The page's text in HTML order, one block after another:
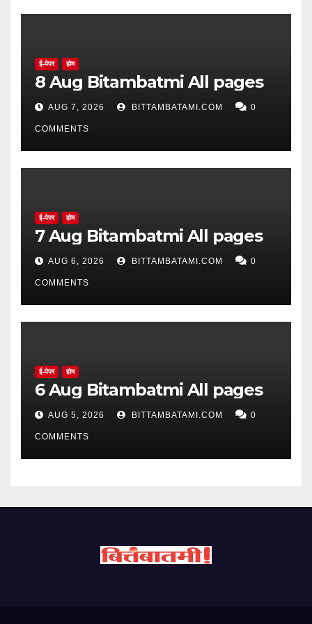
ई-पेपर होम
8 Aug Bitambatmi All pages
AUG 7, 2026 BITTAMBATAMI.COM 0
COMMENTS
ई-पेपर होम
7 Aug Bitambatmi All pages
AUG 6, 2026 BITTAMBATAMI.COM 0
COMMENTS
ई-पेपर होम
6 Aug Bitambatmi All pages
AUG 5, 2026 BITTAMBATAMI.COM 0
COMMENTS